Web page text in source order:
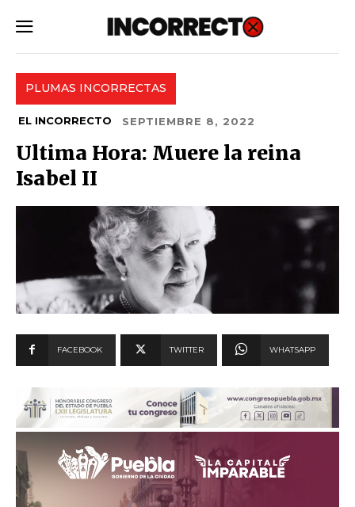
PLUMAS INCORRECTAS
EL INCORRECTO SEPTIEMBRE 8, 2022
Ultima Hora: Muere la reina
Isabel II
FACEBOOK TWITTER WHATSAPP